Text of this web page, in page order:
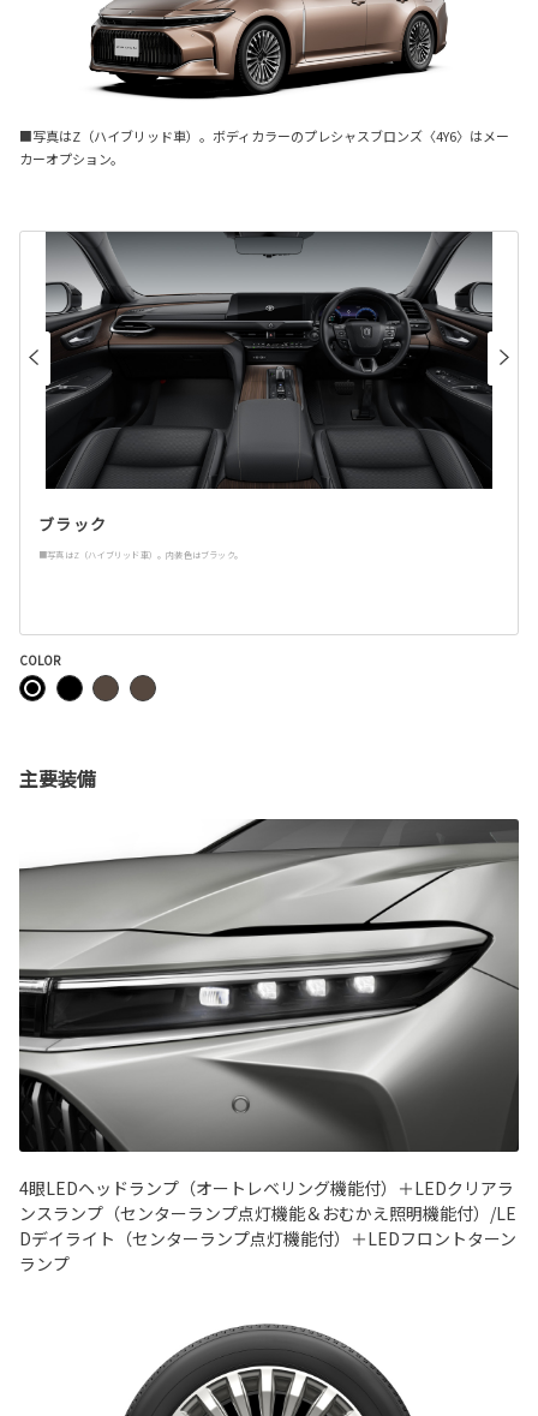
■写真はZ（ハイブリッド車）。ボディカラーのプレシャスブロンズ〈4Y6〉はメー
カーオプション。
ブラック
■写真はZ（ハイブリッド車）。内装色はブラック。
COLOR
主要装備
4眼LEDヘッドランプ（オートレベリング機能付）＋LEDクリアラ
ンスランプ（センターランプ点灯機能＆おむかえ照明機能付）/LE
Dデイライト（センターランプ点灯機能付）＋LEDフロントターン
ランプ